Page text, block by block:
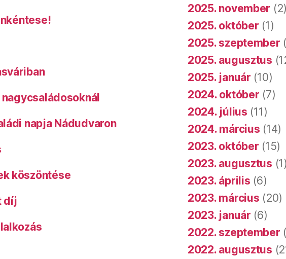
napja Nádudvaron
köszöntése
díj
2025. november (2)
2025. október (1)
2025. szeptember
2025. augusztus
2025. január (10)
2024. október (7)
2024. július (11)
2024. március (14)
2023. október (15)
2023. augusztus (1)
2023. április (6)
2023. március (20)
2023. január (6)
2022. szeptember
2022. augusztus